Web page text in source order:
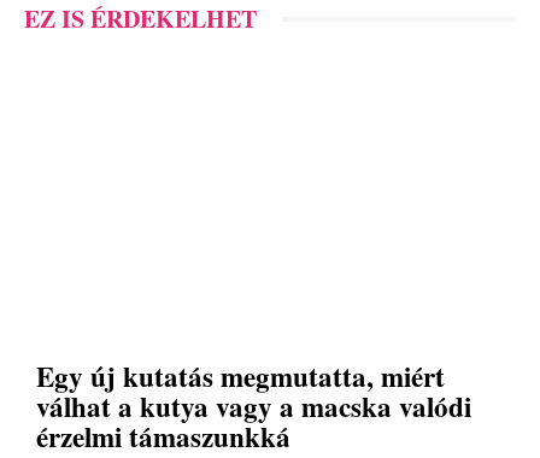
EZ IS ÉRDEKELHET
Egy új kutatás megmutatta, miért
válhat a kutya vagy a macska valódi
érzelmi támaszunkká